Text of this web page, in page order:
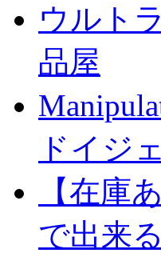
ウルト
品屋
ドイジ
【在庫
で出来